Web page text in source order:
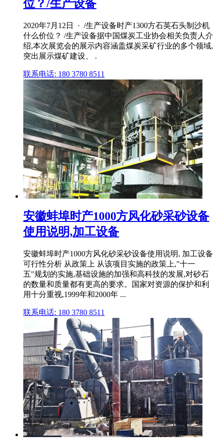
位？/生产设备
2020年7月12日 · /生产设备时产1300方石英石头制沙机
什么价位？ /生产设备据中国煤炭工业协会相关负责人介
绍,本次展览会的展示内容涵盖煤炭采矿行业的多个领域,
突出展示煤矿建设、 .
联系电话: 180 3780 8511
安徽蚌埠时产1000方风化砂采砂设备
使用说明,加工设备
安徽蚌埠时产1000方风化砂采砂设备使用说明, 加工设备
可行性分析 从政策上 从该项目实施的政策上,"十一
五"规划的实施,基础设施的加强和高科技的发展,对砂石
的数量和质量都有更高的要求。国家对资源的保护和利
用十分重视,1999年和2000年 ...
联系电话: 180 3780 8511